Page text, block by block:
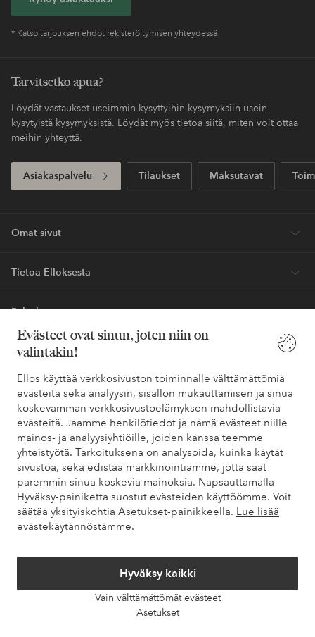
Evästeet ovat sinun, joten niin on
valintakin!
Ellos käyttää verkkosivuston toiminnalle välttämättömiä
evästeitä sekä analyysin, sisällön mukauttamisen ja sinua
koskevamman verkkosivustoelämyksen mahdollistavia
evästeitä. Jaamme henkilötiedot ja nämä evästeet niille
mainos- ja analyysiyhtiöille, joiden kanssa teemme
yhteistyötä. Tarkoituksena on analysoida, kuinka käytät
sivustoa, sekä edistää markkinointiamme, jotta saat
paremmin sinua koskevia mainoksia. Napsauttamalla
Hyväksy-painiketta suostut evästeiden käyttöömme. Voit
säätää yksityiskohtia Asetukset-painikkeella. Lue lisää
evästekäytännöstämme.
Hyväksy kaikki
Vain välttämättömät evästeet
Asetukset
* Katso tarjouksen ehdot rekisteröitymisen yhteydessä
Tarvitsetko apua?
Löydät vastaukset useimmin kysyttyihin kysymyksiin usein
kysytyistä kysymyksistä. Löydät myös tietoa siitä, miten voit ottaa
meihin yhteyttä.
Asiakaspalvelu Tilaukset Maksutavat
Omat sivut
Tietoa Elloksesta
Palvelumme
Ehdot
Ystävät
Turvalliset maksut – maksa nyt tai erissä
Haluatko tietää lisää maksuvaihtoehdoistamme?
elpy elpy
Suomi - Valitse maa
Facebook Instagram Pinterest